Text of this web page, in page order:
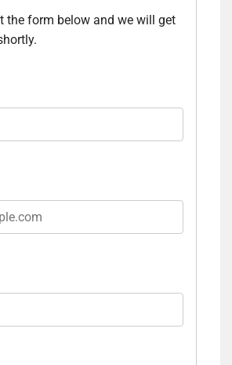
the form below and we will get